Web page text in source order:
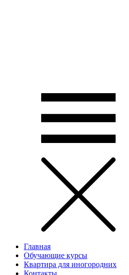
Главная
Обучающие курсы
Квартира для иногородних
Контакты